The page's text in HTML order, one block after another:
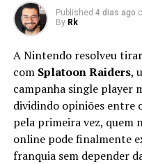
Published 4 dias ago
By Rk
A Nintendo resolveu
com Splatoon Raiders,
campanha single player
dividindo opiniões entre
pela primeira vez, quem
online pode finalmente
franquia sem depender